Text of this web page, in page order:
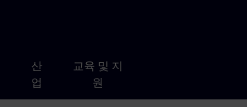
산
업
교육 및 지
원